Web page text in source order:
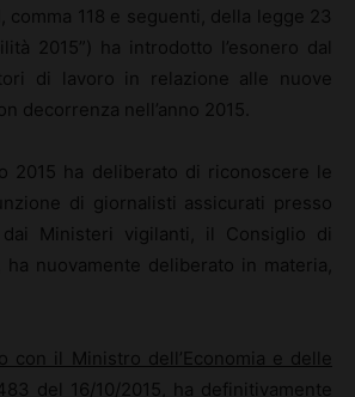
comma 118 e seguenti, della legge 23
2015”) ha introdotto l’esonero dal
di lavoro in relazione alle nuove
decorrenza nell’anno 2015.
2015 ha deliberato di riconoscere le
di giornalisti assicurati presso
Ministeri vigilanti, il Consiglio di
nuovamente deliberato in materia,
con il Ministro dell’Economia e delle
del 16/10/2015, ha definitivamente